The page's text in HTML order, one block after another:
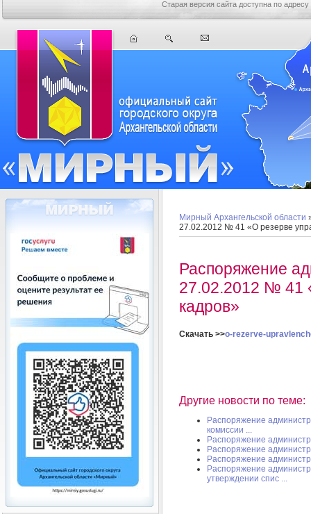
Старая версия сайта доступна по адресу
Мирный Архангельской области
27.02.2012 № 41 «О резерве
Распоряжение
27.02.2012 № 41
кадров»
Скачать >>o-rezerve-
Другие новости по теме:
Распоряжение
комиссии ...
Распоряжение
Распоряжение
Распоряжение
Распоряжение
утверждении спис ...